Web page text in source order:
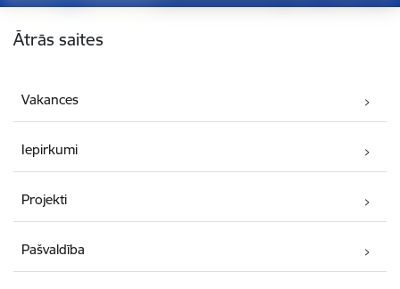
Ātrās saites
Vakances
Iepirkumi
Projekti
Pašvaldība